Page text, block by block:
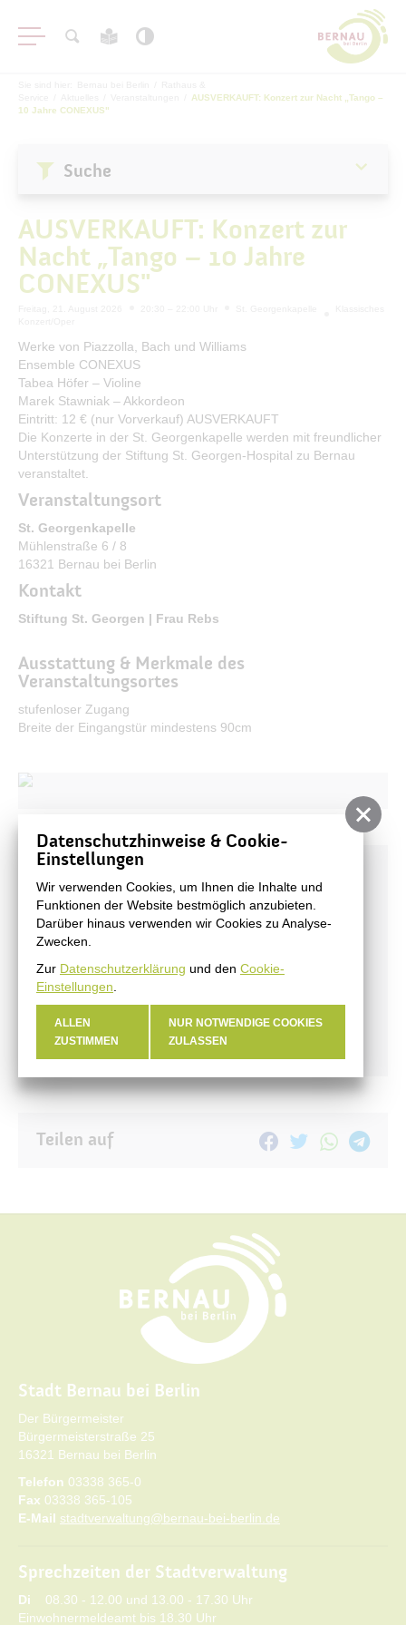
Stadtnachrichten
Veranstaltungen
#BERNAUER
Haushalt
Öffentliche Auslegungen
Bürgerservice
Bürgerinformation
Stadtverwaltung
AUSVERKAUFT: Konzert zur Nacht „Tango –
10 Jahre CONEXUS"
AUSVERKAUFT: Konzert zur
Nacht „Tango – 10 Jahre
CONEXUS"
Werke von Piazzolla, Bach und Williams
Ensemble CONEXUS
Tabea Höfer – Violine
Marek Stawniak – Akkordeon
Eintritt: 12 € (nur Vorverkauf) AUSVERKAUFT
Die Konzerte in der St. Georgenkapelle werden mit freundlicher
Unterstützung der Stiftung St. Georgen-Hospital zu Bernau
veranstaltet.
Veranstaltungsort
St. Georgenkapelle
Mühlenstraße 6 / 8
16321 Bernau bei Berlin
Kontakt
Stiftung St. Georgen | Frau Rebs
Ausstattung & Merkmale des
Veranstaltungsortes
stufenloser Zugang
Breite der Eingangstür mindestens 90cm
Suche
Aktuelles
Stadtnachrichten
Veranstaltungen
#BERNAUER
Amtsblatt
Haushalt
Öffentliche Auslegungen
Teilen auf
Stadt Bernau bei Berlin
Der Bürgermeister
Bürgermeisterstraße 25
16321 Bernau bei Berlin
Telefon 03338 365-0
Fax 03338 365-105
E-Mail stadtverwaltung@bernau-bei-berlin.de
Sprechzeiten der Stadtverwaltung
Di 08.30 - 12.00 und 13.00 - 17.30 Uhr
Einwohnermeldeamt bis 18.30 Uhr
Datenschutzhinweise & Cookie-
Einstellungen
Wir verwenden Cookies, um Ihnen die Inhalte und
Funktionen der Website bestmöglich anzubieten.
Darüber hinaus verwenden wir Cookies zu Analyse-
Zwecken.
Zur Datenschutzerklärung und den Cookie-
Einstellungen
ALLEN
ZUSTIMMEN
NUR NOTWENDIGE COOKIES
ZULASSEN